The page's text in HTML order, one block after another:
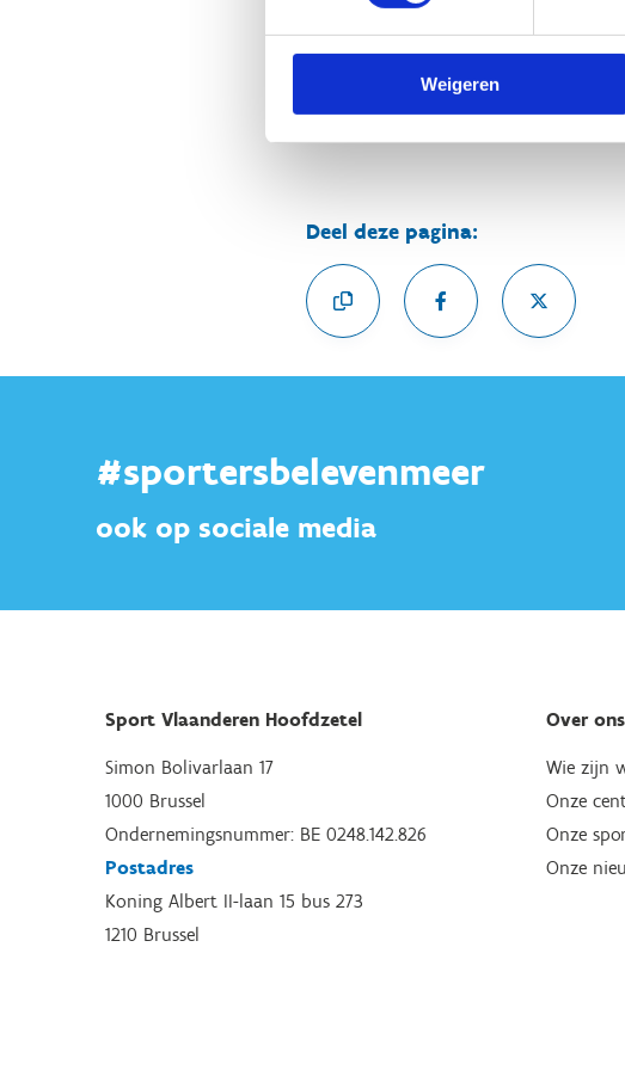
Weigeren
bezoeken per jaar af te leggen op
sleeptouw: hun prestaties spreken tot
Weyts. “Voor de topsporters leggen
De medaillehonger was nog nooit zo
Deel deze pagina:
#sportersbelevenmeer
ook op sociale media
Sport Vlaanderen Hoofdzetel
Simon Bolivarlaan 17
1000 Brussel
Ondernemingsnummer: BE 0248.142.826
Postadres
Koning Albert II-laan 15 bus 273
1210 Brussel
Over ons
Wie zijn
Onze
Onze
Onze